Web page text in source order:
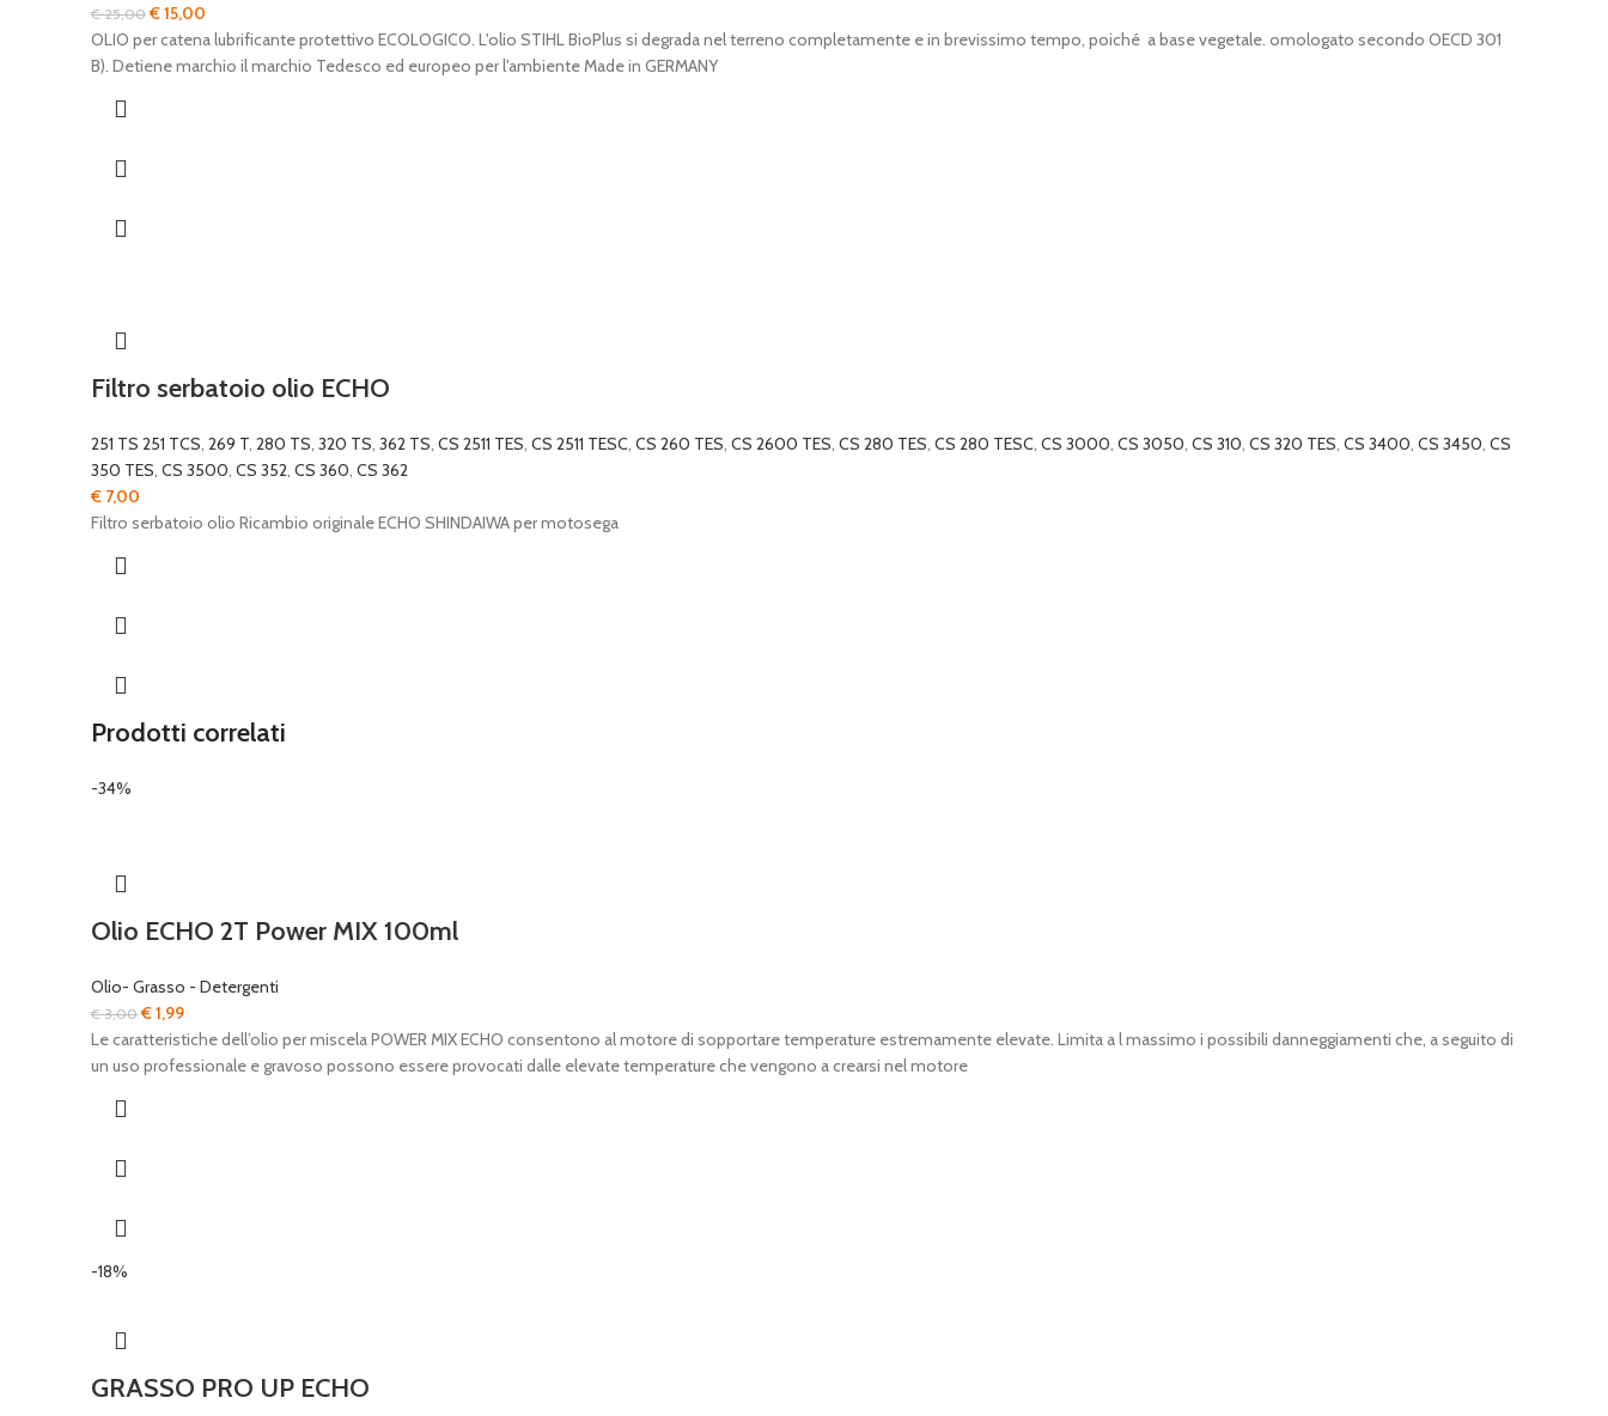
€25,00Il
prezzo
originale
€15,00
prezzo
attuale
OLIO per catena lubrificante protettivo ECOLOGICO. L'olio STIHL BioPlus si degrada nel terreno completamente e in brevissimo tempo, poiché a base vegetale. omologato secondo OECD 301
B). Detiene marchio il marchio Tedesco ed europeo per l'ambiente Made in GERMANY
Filtro serbatoio olio ECHO
251 TS 251 TCS, 269 T, 280 TS, 320 TS, 362 TS, CS 2511 TES, CS 2511 TESC, CS 260 TES, CS 2600 TES, CS 280 TES, CS 280 TESC, CS 3000, CS 3050, CS 310, CS 320 TES, CS 3400, CS 3450, CS
350 TES, CS 3500, CS 352, CS 360, CS 362
€ 7,00
Filtro serbatoio olio Ricambio originale ECHO SHINDAIWA per motosega
Prodotti correlati
-34%
Olio ECHO 2T Power MIX 100ml
Olio- Grasso - Detergenti
€3,00Il
prezzo
originale
€1,99Il
prezzo
attuale
Le caratteristiche dell’olio per miscela POWER MIX ECHO consentono al motore di sopportare temperature estremamente elevate. Limita a l massimo i possibili danneggiamenti che, a seguito di
un uso professionale e gravoso possono essere provocati dalle elevate temperature che vengono a crearsi nel motore
-18%
GRASSO PRO UP ECHO